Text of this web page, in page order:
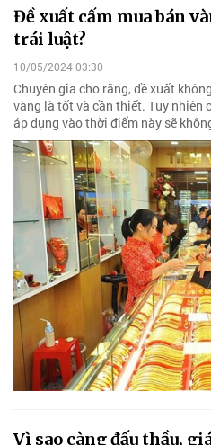
Đề xuất cấm mua bán
trái luật?
10/05/2024 03:30
Chuyên gia cho rằng, đề xuất
vàng là tốt và cần thiết. Tuy nhiên
áp dụng vào thời điểm này sẽ
Vì sao càng đấu thầu,